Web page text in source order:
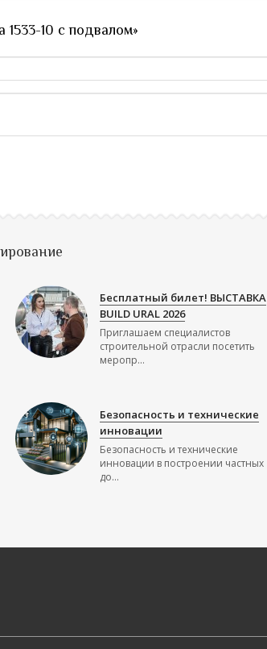
10 с подвалом»
Бесплатный билет! ВЫСТАВКА
BUILD URAL 2026
Приглашаем специалистов
строительной отрасли посетить
меропр...
Безопасность и технические
инновации
Безопасность и технические
инновации в построении частных
до...